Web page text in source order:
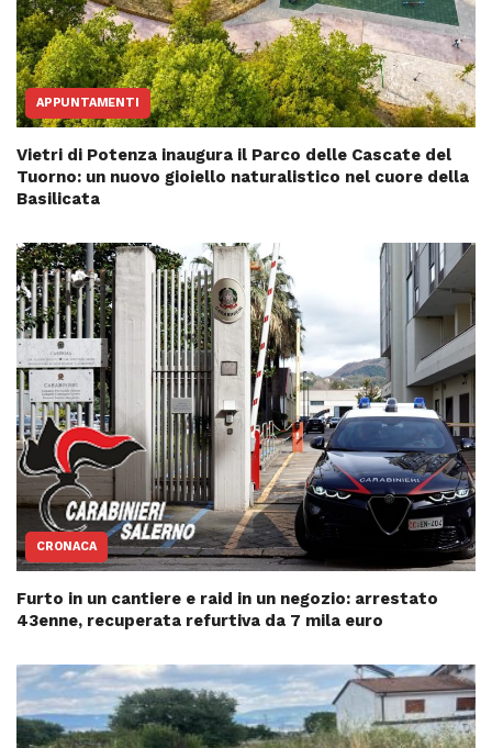
APPUNTAMENTI
Vietri di Potenza inaugura il Parco delle Cascate del
Tuorno: un nuovo gioiello naturalistico nel cuore della
Basilicata
CRONACA
Furto in un cantiere e raid in un negozio: arrestato
43enne, recuperata refurtiva da 7 mila euro